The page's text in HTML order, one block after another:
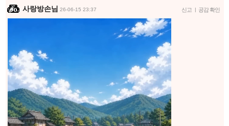
사랑방손님 26-06-15 23:37 신고 | 공감 확인